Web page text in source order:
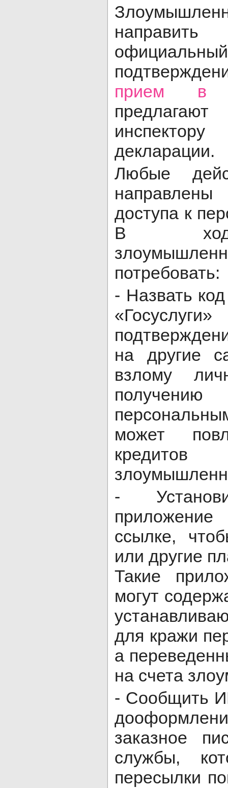
прием в
декларации.
Любые
доступа к
В
потребовать:
- Назвать
на другие
взлому
может
-
ссылке,
или другие
Такие
могут
для кражи
а
на счета
- Сообщить
заказное
службы,
пересылки